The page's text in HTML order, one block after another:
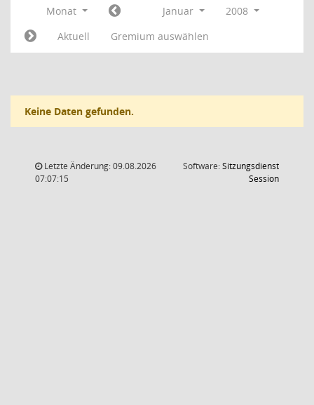
Monat Januar
2008
Aktuell
Gremium auswählen
Keine Daten gefunden.
Letzte Änderung: 09.08.2026
07:07:15
Software:Sitzungsdienst
Session(Wird in